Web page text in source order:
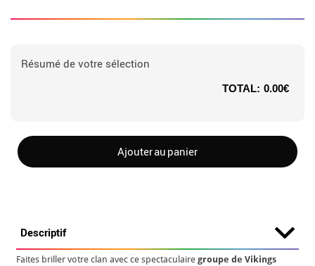
Résumé de votre sélection
TOTAL: 0.00€
Ajouter au panier
Descriptif
Faites briller votre clan avec ce spectaculairegroupe de Vikings